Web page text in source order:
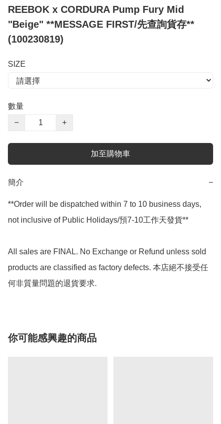
REEBOK x CORDURA Pump Fury Mid
"Beige" **MESSAGE FIRST/先查詢貨存**
(100230819)
SIZE
數量
−
+
加至購物車
簡介 −
**Order will be dispatched within 7 to 10 business days,
not inclusive of Public Holidays/預7-10工作天發貨**
All sales are FINAL. No Exchange or Refund unless sold
products are classified as factory defects. 本店絕不接受任
你可能感興趣的商品